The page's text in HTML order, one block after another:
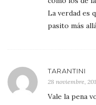
La verdad es
pasito más
TARANTINI
28 noviembre,
Vale la pena